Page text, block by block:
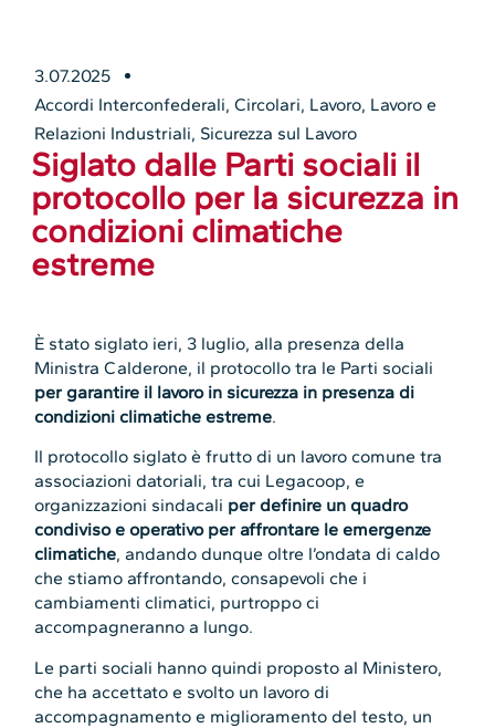
3.07.2025
Accordi Interconfederali,Circolari, Lavoro, Lavoro e
Relazioni Industriali, Sicurezza sul Lavoro
Siglato dalle Parti sociali il
protocollo per la sicurezza in
condizioni climatiche
estreme
È stato siglato ieri, 3 luglio, alla presenza della
Ministra Calderone, il protocollo tra le Parti sociali
per garantire il lavoro in sicurezza in presenza di
condizioni climatiche estreme.
Il protocollo siglato è frutto di un lavoro comune tra
associazioni datoriali, tra cui Legacoop, e
organizzazioni sindacali per definire un quadro
condiviso e operativo per affrontare le emergenze
climatiche, andando dunque oltre l’ondata di caldo
che stiamo affrontando, consapevoli che i
cambiamenti climatici, purtroppo ci
accompagneranno a lungo.
Le parti sociali hanno quindi proposto al Ministero,
che ha accettato e svolto un lavoro di
accompagnamento e miglioramento del testo, un